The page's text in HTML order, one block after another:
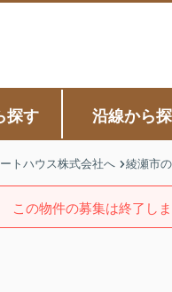
探す 沿線から
トハウス株式会社へ 綾瀬市
この物件の募集は終了しま